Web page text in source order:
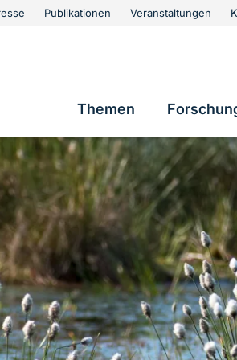
Publikationen Veranstaltungen
Themen